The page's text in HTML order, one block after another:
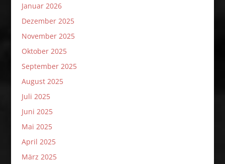
Januar 2026
Dezember 2025
November 2025
Oktober 2025
September 2025
August 2025
Juli 2025
Juni 2025
Mai 2025
April 2025
März 2025